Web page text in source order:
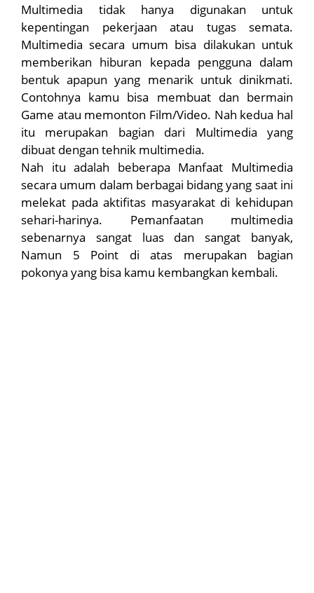
Multimedia tidak hanya digunakan untuk
kepentingan pekerjaan atau tugas semata.
Multimedia secara umum bisa dilakukan untuk
memberikan hiburan kepada pengguna dalam
bentuk apapun yang menarik untuk dinikmati.
Contohnya kamu bisa membuat dan bermain
Game atau memonton Film/Video. Nah kedua hal
itu merupakan bagian dari Multimedia yang
dibuat dengan tehnik multimedia.
Nah itu adalah beberapa Manfaat Multimedia
secara umum dalam berbagai bidang yang saat ini
melekat pada aktifitas masyarakat di kehidupan
sehari-harinya. Pemanfaatan multimedia
sebenarnya sangat luas dan sangat banyak,
Namun 5 Point di atas merupakan bagian
pokonya yang bisa kamu kembangkan kembali.